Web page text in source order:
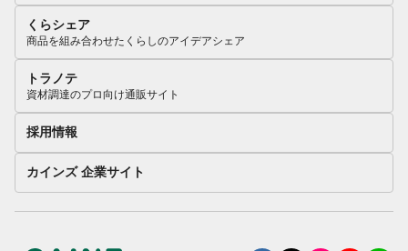
くらシェア
商品を組み合わせたくらしのアイデアシェア
トラノテ
資材調達のプロ向け通販サイト
採用情報
カインズ 企業サイト